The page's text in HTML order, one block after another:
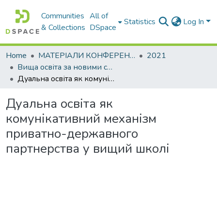
Communities
& Collections
All of
DSpace
Statistics Log In
Home МАТЕРІАЛИ КОНФЕРЕНЦІЙ
2021
Вища освіта за новими стандартами : виклики у контексті діджиталізації та інтеграції в міжнародний освітній простір
Дуальна освіта як комунікативний механізм приватно-державного партнерства у вищий школі
Дуальна освіта як
комунікативний механізм
приватно-державного
партнерства у вищий школі